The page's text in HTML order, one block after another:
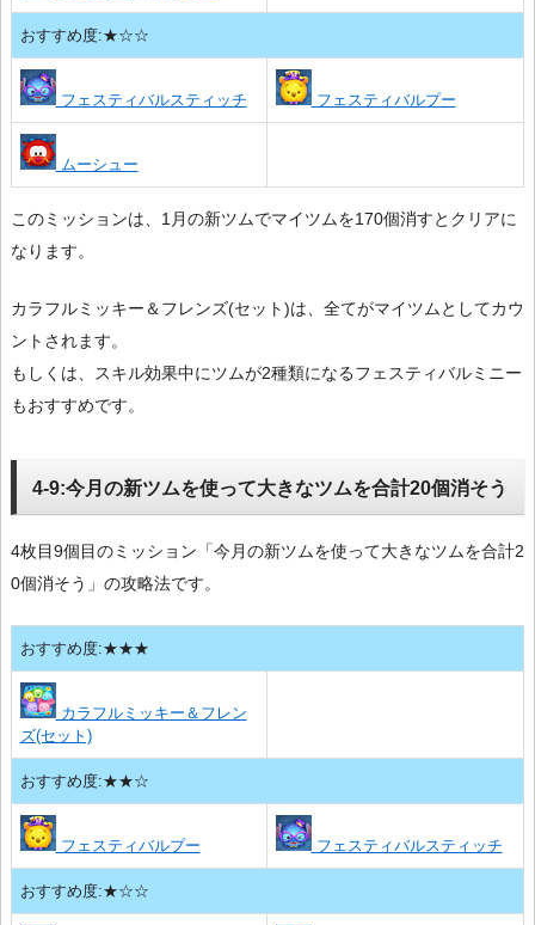
おすすめ度:★☆☆
フェスティバルスティッチ フェスティバルプー
ムーシュー
このミッションは、1月の新ツムでマイツムを170個消すとクリアに
なります。
カラフルミッキー＆フレンズ(セット)は、全てがマイツムとしてカウ
ントされます。
もしくは、スキル効果中にツムが2種類になるフェスティバルミニー
もおすすめです。
4-9:今月の新ツムを使って大きなツムを合計20個消そう
4枚目9個目のミッション「今月の新ツムを使って大きなツムを合計2
0個消そう」の攻略法です。
おすすめ度:★★★
カラフルミッキー＆フレン
ズ(セット)
おすすめ度:★★☆
フェスティバルプー フェスティバルスティッチ
おすすめ度:★☆☆